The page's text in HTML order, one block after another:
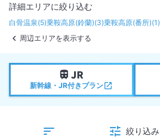
詳細エリアに絞り込む
白骨温泉(5)乗鞍高原(鈴蘭)(3)乗鞍高原(番所)(1)
周辺エリアを表示する
新幹線・JR付きプラン
絞り込み